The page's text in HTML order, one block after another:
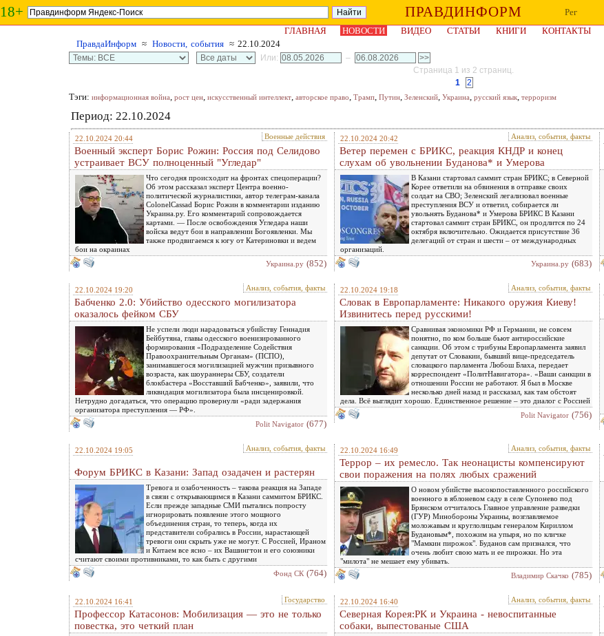
18+ ПРАВДИНФОРМ
Рег
ГЛАВНАЯ
НОВОСТИ ВИДЕО СТАТЬИ КНИГИ КОНТАКТЫ
ПравдаИнформ ≈ Новости, события ≈ 22.10.2024
Или:
–
Страница 1 из 2 страниц.
1
2
Тэги: информационная война, рост цен, искусственный интеллект, авторское право, Трамп, Путин, Зеленский, Украина, русский язык, терроризм
Период: 22.10.2024
22.10.2024 20:44 Военные действия
Военный эксперт Борис Рожин: Россия под Селидово
устраивает ВСУ полноценный "Угледар"
Что сегодня происходит на фронтах спецоперации?
Об этом рассказал эксперт Центра военно-
политической журналистики, автор телеграм-канала
ColonelCassad Борис Рожин в комментарии изданию
Украина.ру. Его комментарий сопровождается
картами. — После освобождения Угледара наши
войска ведут бои в направлении Богоявленки. Мы
также продвигаемся к югу от Катериновки и ведем
бои на окраинах
Украина.ру (852)
22.10.2024 20:42 Анализ, события, факты
Ветер перемен с БРИКС, реакция КНДР и конец
слухам об увольнении Буданова* и Умерова
В Казани стартовал саммит стран БРИКС; в Северной
Корее ответили на обвинения в отправке своих
солдат на СВО; Зеленский легализовал военные
преступления ВСУ и ответил, собирается ли
увольнять Буданова* и Умерова БРИКС В Казани
стартовал саммит стран БРИКС, он продлится по 24
октября включительно. Ожидается присутствие 36
делегаций от стран и шести – от международных
организаций.
Украина.ру (683)
22.10.2024 19:20 Анализ, события, факты
Бабченко 2.0: Убийство одесского могилизатора
оказалось фейком СБУ
Не успели люди нарадоваться убийству Геннадия
Бейбутяна, главы одесского военизированного
формирования «Подразделение Содействия
Правоохранительным Органам» (ПСПО),
занимавшегося могилизацией мужчин призывного
возраста, как шоураннеры СБУ, создатели
блокбастера «Восставший Бабченко», заявили, что
ликвидация могилизатора была инсценировкой.
Нетрудно догадаться, что операцию провернули «ради задержания
организатора преступления — РФ».
Polit Navigator (677)
22.10.2024 19:18 Анализ, события, факты
Словак в Европарламенте: Никакого оружия Киеву!
Извинитесь перед русскими!
Сравнивая экономики РФ и Германии, не совсем
понятно, по ком больше бьют антироссийские
санкции. Об этом с трибуны Европарламента заявил
депутат от Словакии, бывший вице-председатель
словацкого парламента Любош Блаха, передает
корреспондент «ПолитНавигатора». «Ваши санкции в
отношении России не работают. Я был в Москве
несколько дней назад и рассказал, как там обстоят
дела. Всё выглядит хорошо. Единственное решение – это диалог с Россией
Polit Navigator (756)
22.10.2024 19:05 Анализ, события, факты
Форум БРИКС в Казани: Запад озадачен и растерян
Тревога и озабоченность – такова реакция на Западе
в связи с открывающимся в Казани саммитом БРИКС.
Если прежде западные СМИ пытались попросту
игнорировать появление этого мощного
объединения стран, то теперь, когда их
представители собрались в России, нарастающей
тревоги они скрыть уже не могут. С Россией, Ираном
и Китаем все ясно – их Вашингтон и его союзники
считают своими противниками, то как быть с другими
Фонд СК (764)
22.10.2024 16:49 Анализ, события, факты
Террор – их ремесло. Так неонацисты компенсируют
свои поражения на полях любых сражений
О новом убийстве высокопоставленного российского
военного в яблоневом саду в селе Супонево под
Брянском отчиталось Главное управление разведки
(ГУР) Минобороны Украины, возглавляемое
моложавым и круглолицым генералом Кириллом
Будановым*, похожим на упыря, но по кличке
"Мамкин пирожок". Буданов сам признался, что
очень любит свою мать и ее пирожки. Но эта
"милота" не мешает ему убивать.
Владимир Скачко (785)
22.10.2024 16:41 Государство
Профессор Катасонов: Мобилизация — это не только
повестка, это четкий план
22.10.2024 16:40 Анализ, события, факты
Северная Корея:РК и Украина - невоспитанные
собаки, выпестованые США